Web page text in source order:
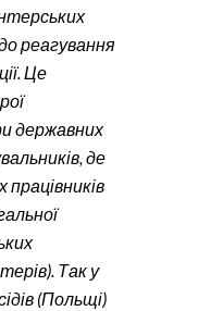
реагування
Це
державних
де
Так у
(Польщі)